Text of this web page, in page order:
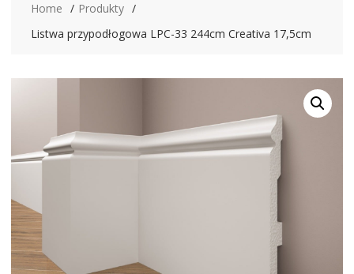
Home
Produkty
Listwa przypodłogowa LPC-33 244cm Creativa 17,5cm